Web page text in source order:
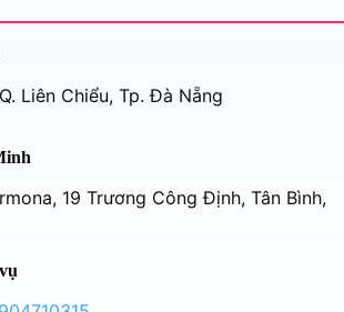
Liên Chiểu, Tp. Đà Nẵng
19 Trương Công Định, Tân Bình,